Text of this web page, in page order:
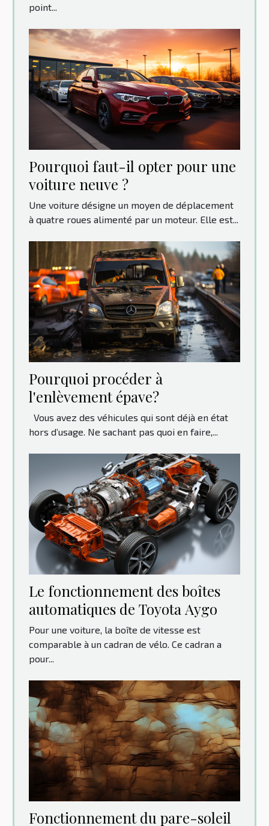
point...
Pourquoi faut-il opter pour une
voiture neuve ?
Une voiture désigne un moyen de déplacement
à quatre roues alimenté par un moteur. Elle est...
Pourquoi procéder à
l'enlèvement épave?
Vous avez des véhicules qui sont déjà en état
hors d’usage. Ne sachant pas quoi en faire,...
Le fonctionnement des boîtes
automatiques de Toyota Aygo
Pour une voiture, la boîte de vitesse est
comparable à un cadran de vélo. Ce cadran a
pour...
Fonctionnement du pare-soleil